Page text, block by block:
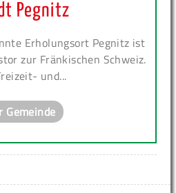
Pegnitz
Erholungsort Pegnitz ist
zur Fränkischen Schweiz.
und...
Gemeinde